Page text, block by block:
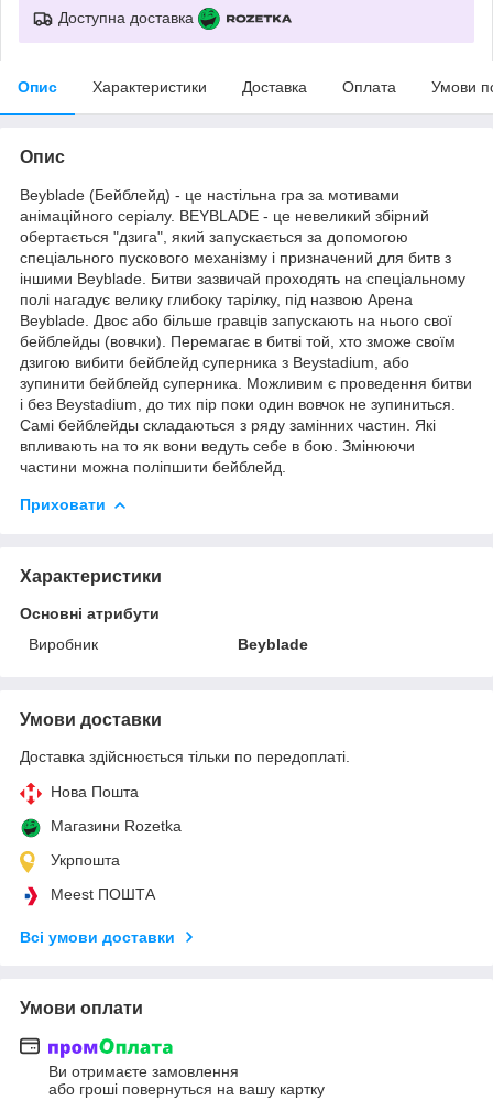
Доступна доставка
Опис Характеристики Доставка Оплата Умови
Опис
Beyblade (Бейблейд) - це настільна гра за мотивами
анімаційного серіалу. BEYBLADE - це невеликий збірний
обертається "дзига", який запускається за допомогою
спеціального пускового механізму і призначений для битв з
іншими Beyblade. Битви зазвичай проходять на спеціальному
полі нагадує велику глибоку тарілку, під назвою Арена
Beyblade. Двоє або більше гравців запускають на нього свої
бейблейды (вовчки). Перемагає в битві той, хто зможе своїм
дзигою вибити бейблейд суперника з Beystadium, або
зупинити бейблейд суперника. Можливим є проведення битви
і без Beystadium, до тих пір поки один вовчок не зупиниться.
Самі бейблейды складаються з ряду замінних частин. Які
впливають на то як вони ведуть себе в бою. Змінюючи
частини можна поліпшити бейблейд.
Приховати
Характеристики
Основні атрибути
Виробник
Beyblade
Умови доставки
Доставка здійснюється тільки по передоплаті.
Нова Пошта
Магазини Rozetka
Укрпошта
Meest ПОШТА
Всі умови доставки
Умови оплати
Ви отримаєте замовлення
або гроші повернуться на вашу картку